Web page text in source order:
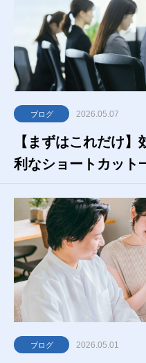
ブログ 2026.05.07
【まずはこれだけ
利なショートカット
ブログ 2026.05.01